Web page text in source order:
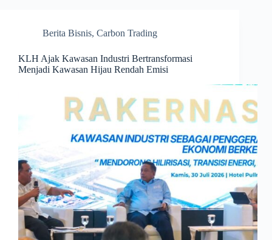
Berita Bisnis, Carbon Trading
KLH Ajak Kawasan Industri Bertransformasi
Menjadi Kawasan Hijau Rendah Emisi